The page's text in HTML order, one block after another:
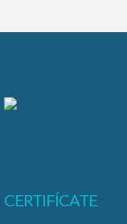
CERTIFÍCATE